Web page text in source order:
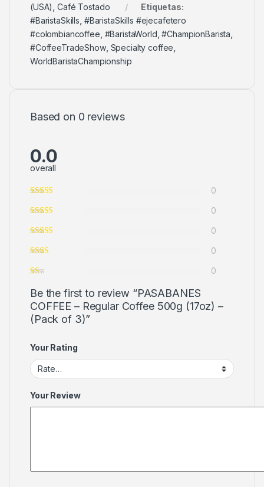
d
e
5
(USA) ,Café Tostado
Etiquetas:
#BaristaSkills #BaristaSkills #ejecafetero
#colombiancoffee #BaristaWorld ,#ChampionBarista
#CoffeeTradeShow, Specialty coffee
WorldBaristaChampionship
Based on 0 reviews
0.0
overall
0
0
0
0
0
Be the first to review “PASABANES
COFFEE – Regular Coffee 500g (17oz) –
(Pack of 3)”
Your Rating
Your Review